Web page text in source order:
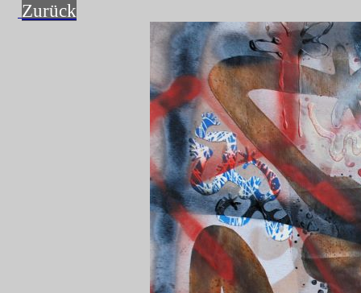
Zurück